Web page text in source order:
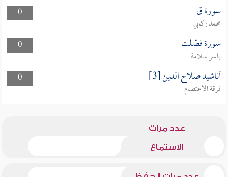
0
سورة ق
محمد ركابي
0
سورة فصّلت
ياسر سلامة
0
أناشيد صلاح الدين [3]
فرقة الاعتصام
عدد مرات
الاستماع